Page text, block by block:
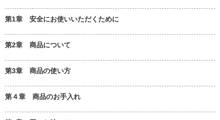
第1章 安全にお使いいただくために
第2章 商品について
第3章 商品の使い方
第４章 商品のお手入れ